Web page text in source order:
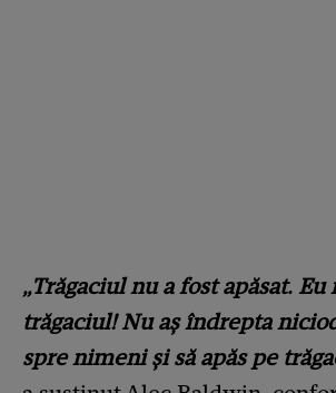
„Trăgaciul nu a fost apăsat. Eu
trăgaciul! Nu aș îndrepta
spre nimeni și să apăs pe